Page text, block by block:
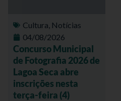
Cultura Notícias
04/08/2026
Concurso Municipal
de Fotografia 2026 de
Lagoa Seca abre
inscrições nesta
terça-feira (4)